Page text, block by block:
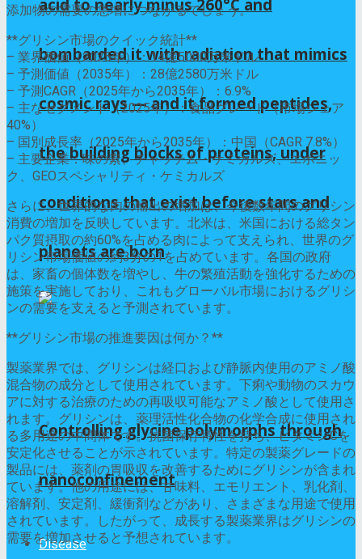
acid to nearly minus 260°C and
bombarded it with radiation that mimics
cosmic rays — and it formed peptides,
the building blocks of proteins, under
conditions that exist before stars and
planets are born
Controlling glycine polymorphs through
nanoconfinement
Disease
添加物の需要の急増につながるでしょう。
**グリシン市場のクイック統計**
– 業界価値（2025年）：14億5000万米ドル
– 予測価値（2035年）：28億2580万米ドル
– 予測CAGR（2025年から2035年）：6.9%
– 主なセグメント（2025年）：食品グレード（市場シェア
40%）
– 国別成長率（2025年から2035年）：中国（CAGR 7.8%）
– 主要企業：味の素、チャッテム・ケミカルズ、エボニッ
ク、GEOスペシャリティ・ケミカルズ
さらに、世界的な肉の輸出の増加は、今後数年間のグリシン
消費の増加を反映しています。北米は、米国における総タン
パク質摂取の約60%を占める肉によって支えられ、世界のグ
リシン市場価値の約3分の1を占めています。各国の政府
は、家畜の個体数を増やし、牛の繁殖活動を強化するための
施策を実施しており、これもグローバル市場におけるグリシ
ンの需要を支えると予測されています。
**グリシン市場の推進要因は何か？**
製薬業界では、グリシンは経口および静脈内使用のアミノ酸
混合物の成分として使用されています。下痢や動物のスカウ
アに対する治療のための再吸収可能なアミノ酸として使用さ
れます。グリシンは、薬理活性化合物の化学合成に使用され
る多用途の中間体です。抗菌保存特性を持ち、ビタミンCを
安定化させることが示されています。特定の製薬グレードの
製品には、薬剤の胃吸収を改善するためにグリシンが含まれ
ています。他の用途には、甘味料、エモリエント、乳化剤、
溶解剤、安定剤、緩衝剤などがあり、さまざまな用途で使用
されています。したがって、成長する製薬業界はグリシンの
需要を増加させると予想されています。